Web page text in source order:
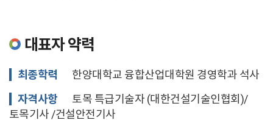
대표자 약력
최종학력
한양대학교 융합산업대학원 경영학과 석사
자격사항
토목 특급기술자 (대한건설기술인협회)/
토목기사 /건설안전기사